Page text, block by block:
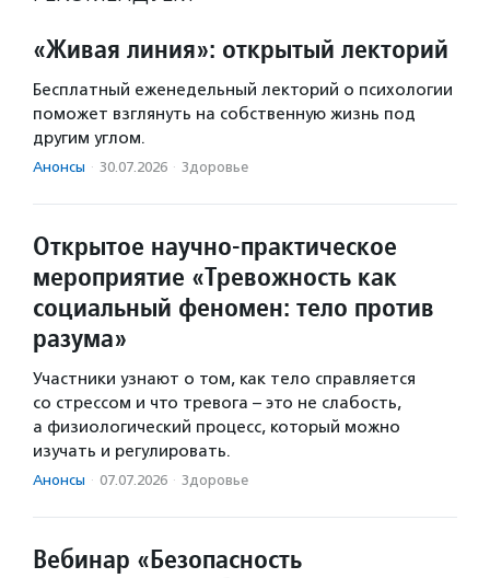
«Живая линия»: открытый лекторий
Бесплатный еженедельный лекторий о психологии
поможет взглянуть на собственную жизнь под
другим углом.
Анонсы · 30.07.2026 · Здоровье
Открытое научно-практическое
мероприятие «Тревожность как
социальный феномен: тело против
разума»
Участники узнают о том, как тело справляется
со стрессом и что тревога – это не слабость,
а физиологический процесс, который можно
изучать и регулировать.
Анонсы · 07.07.2026 · Здоровье
Вебинар «Безопасность